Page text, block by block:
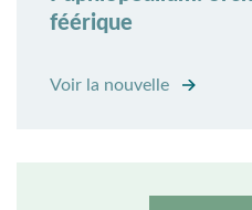
féérique
Voir la nouvelle